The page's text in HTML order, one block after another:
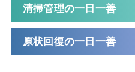
清掃管理の一日一善
原状回復の一日一善